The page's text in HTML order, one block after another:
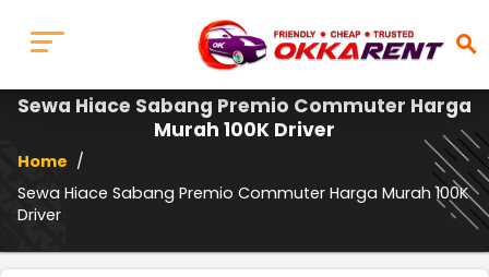
search
Sewa Hiace Sabang Premio Commuter Harga
Murah 100K Driver
Home /
Sewa Hiace Sabang Premio Commuter Harga Murah 100K
Driver